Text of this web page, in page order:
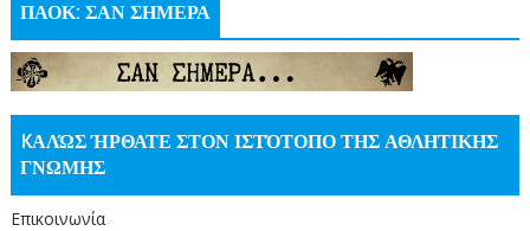
ΠΑΟΚ: ΣΑΝ ΣΗΜΕΡΑ
KΑΛΏΣ ΉΡΘΑΤΕ ΣΤΟΝ ΙΣΤΌΤΟΠΟ ΤΗΣ ΑΘΛΗΤΙΚΗΣ
ΓΝΩΜΗΣ
Επικοινωνία